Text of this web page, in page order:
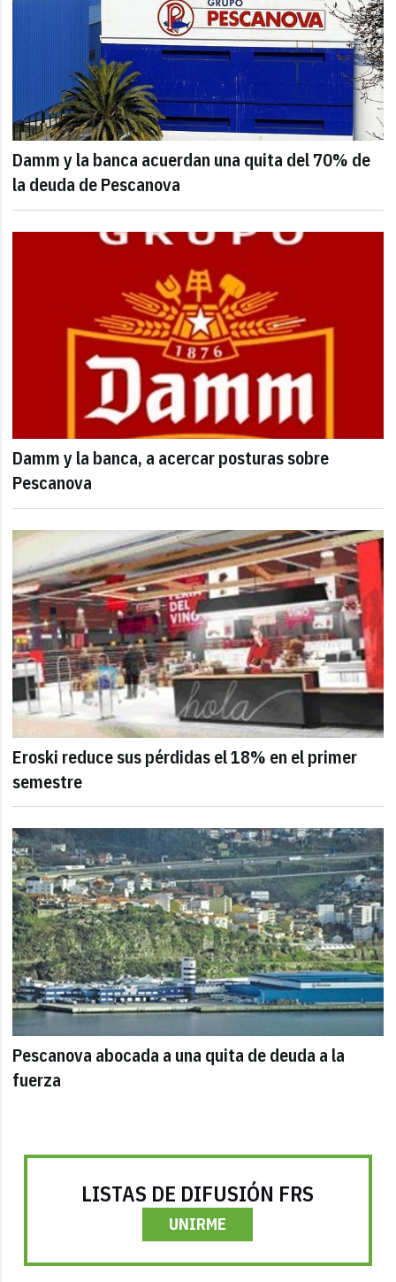
Damm y la banca acuerdan una quita del 70% de
la deuda de Pescanova
Damm y la banca, a acercar posturas sobre
Pescanova
Eroski reduce sus pérdidas el 18% en el primer
semestre
Pescanova abocada a una quita de deuda a la
fuerza
LISTAS DE DIFUSIÓN FRS
UNIRME